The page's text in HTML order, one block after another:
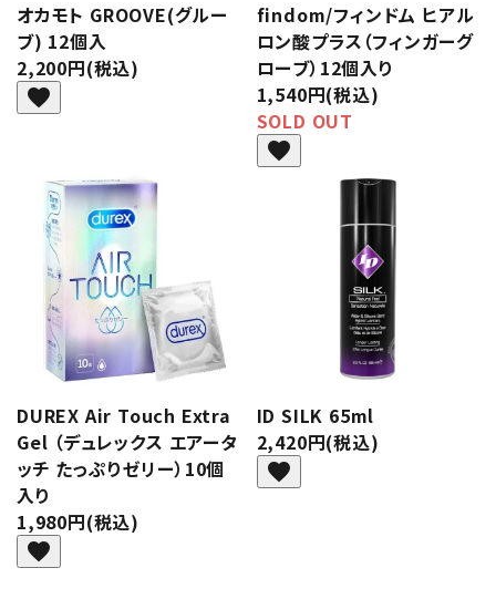
オカモト GROOVE(グルー
ブ) 12個入
2,200円(税込)
favorite
findom/フィンドム ヒアル
ロン酸プラス（フィンガーグ
ローブ）12個入り
1,540円(税込)
SOLD OUT
favorite
DUREX Air Touch Extra
Gel （デュレックス エアータ
ッチ たっぷりゼリー）10個
入り
1,980円(税込)
favorite
ID SILK 65ml
2,420円(税込)
favorite